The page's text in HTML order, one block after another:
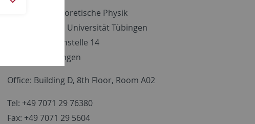
Institut für Theoretische Physik
Eberhard Karls Universität Tübingen
Auf der Morgenstelle 14
D - 72076 Tübingen
Office: Building D, 8th Floor, Room A02
Tel: +49 7071 29 76380
Fax: +49 7071 29 5604